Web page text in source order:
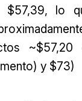
$57,39, lo
~$57,20
y $73)